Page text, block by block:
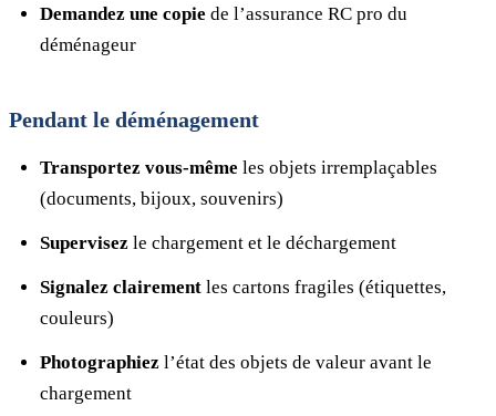
Demandez une copie de l’assurance RC pro du
déménageur
Pendant le déménagement
Transportez vous-même les objets irremplaçables
(documents, bijoux, souvenirs)
Supervisez le chargement et le déchargement
Signalez clairement les cartons fragiles (étiquettes,
couleurs)
Photographiez l’état des objets de valeur avant le
chargement